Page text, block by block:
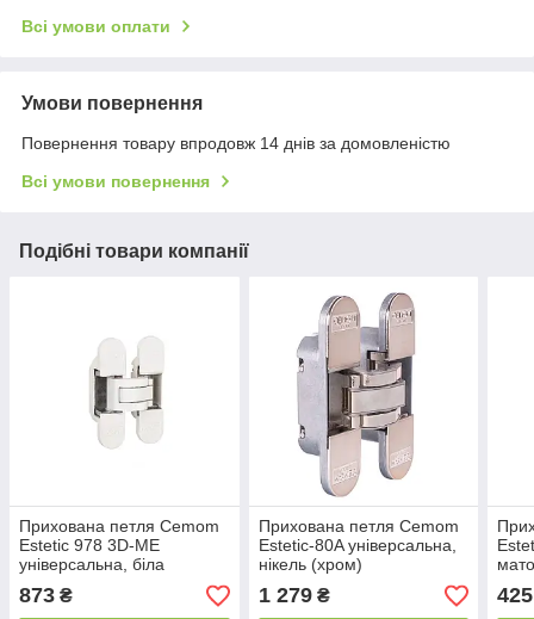
Всі умови оплати
Умови повернення
Повернення товару впродовж 14 днів за домовленістю
Всі умови повернення
Подібні товари компанії
Прихована петля Cemom
Estetic 978 3D-ME
універсальна, біла
873 ₴
Прихована петля Cemom
Estetic-80A універсальна,
нікель (хром)
1 279₴ 425